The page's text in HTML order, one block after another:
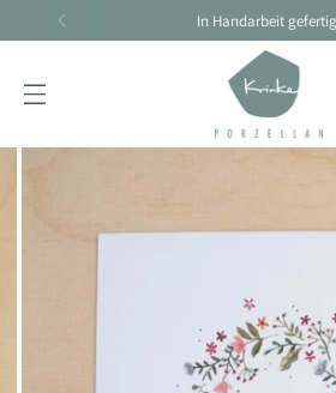
Handarbeit braucht seine Zeit -